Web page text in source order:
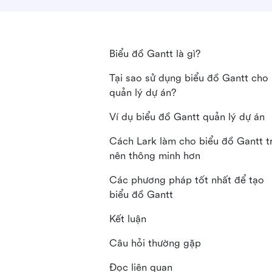
Biểu đồ Gantt là gì?
Tại sao sử dụng biểu đồ Gantt cho
quản lý dự án?
Ví dụ biểu đồ Gantt quản lý dự án
Cách Lark làm cho biểu đồ Gantt
nên thông minh hơn
Các phương pháp tốt nhất để tạo
biểu đồ Gantt
Kết luận
Câu hỏi thường gặp
Đọc liên quan